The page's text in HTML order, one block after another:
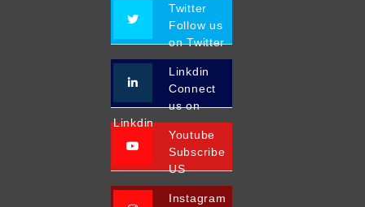
Twitter
Follow us
on Twitter
Linkdin
Connect
us on
Linkdin
Youtube
Subscribe
US
Instagram